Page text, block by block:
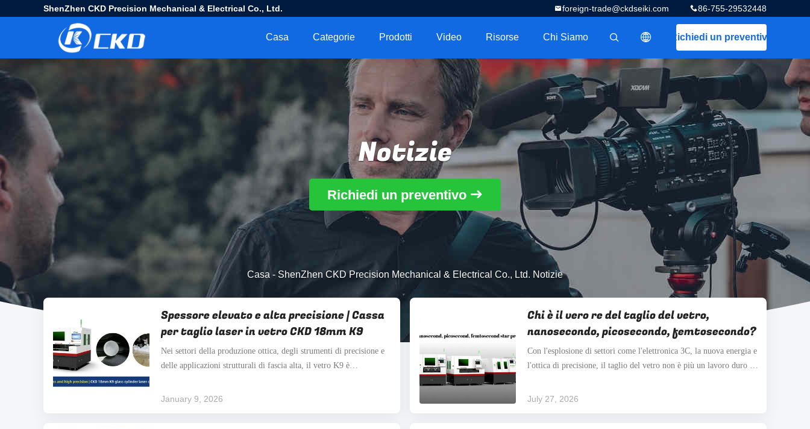
ShenZhen CKD Precision Mechanical & Electrical Co., Ltd. 86-755-29532448
foreign-trade@ckdseiki.com
Richiedi un preventivo
描述
Casa Categorie Prodotti Video Risorse Chi Siamo
Notizie
Richiedi un preventivo
Casa - ShenZhen CKD Precision Mechanical & Electrical Co., Ltd. Notizie
Spessore elevato e alta precisione | Cassa
per taglio laser in vetro CKD 18mm K9
Nei settori della produzione ottica, degli strumenti di precisione e
delle applicazioni strutturali di fascia alta, il vetro K9 è
supporti ottici e componenti strutturali decorativi di fascia alta
January 9, 2026
Chi è il vero re del taglio del vetro,
nanosecondo, picosecondo, femtosecondo?
Con l'esplosione di settori come l'elettronica 3C, la nuova energia e
l'ottica di precisione, il taglio del vetro non è più un lavoro duro di
diventato il processo di base a causa dei suoi vantaggi di alta
July 27, 2026